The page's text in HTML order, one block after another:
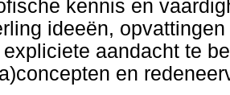
kennis en
ideeën,
expliciete aandacht te
en